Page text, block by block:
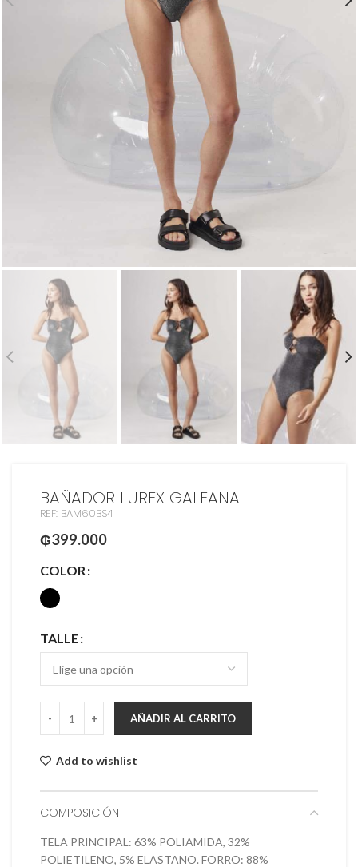
BAÑADOR LUREX GALEANA
REF: BAM60BS4
₲399.000
COLOR
TALLE
AÑADIR AL CARRITO
Add to wishlist
COMPOSICIÓN
TELA PRINCIPAL: 63% POLIAMIDA, 32%
POLIETILENO, 5% ELASTANO. FORRO: 88%